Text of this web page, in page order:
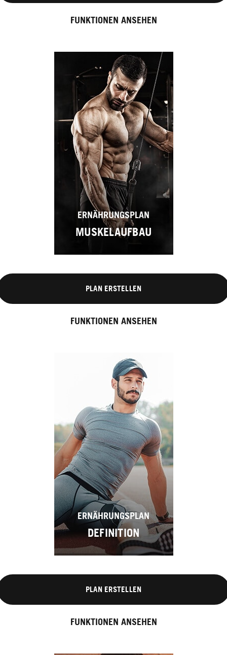
FUNKTIONEN ANSEHEN
ERNÄHRUNGSPLAN
MUSKELAUFBAU
PLAN ERSTELLEN
FUNKTIONEN ANSEHEN
ERNÄHRUNGSPLAN
DEFINITION
PLAN ERSTELLEN
FUNKTIONEN ANSEHEN